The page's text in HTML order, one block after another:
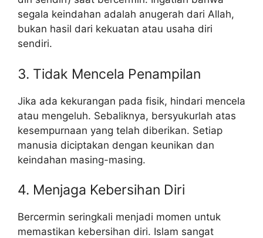
segala keindahan adalah anugerah dari Allah,
bukan hasil dari kekuatan atau usaha diri
sendiri.
3. Tidak Mencela Penampilan
Jika ada kekurangan pada fisik, hindari mencela
atau mengeluh. Sebaliknya, bersyukurlah atas
kesempurnaan yang telah diberikan. Setiap
manusia diciptakan dengan keunikan dan
keindahan masing-masing.
4. Menjaga Kebersihan Diri
Bercermin seringkali menjadi momen untuk
memastikan kebersihan diri. Islam sangat